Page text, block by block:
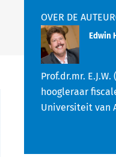
OVER DE
Edwin
Prof.dr.mr.
hoogleraar
Universiteit van